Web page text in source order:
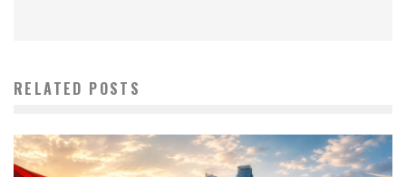
RELATED POSTS